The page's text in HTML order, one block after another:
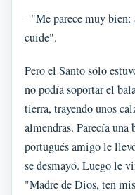
- "Me parece muy
cuide".
Pero el Santo sólo
no podía soportar el
tierra, trayendo unos
almendras. Parecía una
portugués amigo le
se desmayó. Luego le
"Madre de Dios, ten